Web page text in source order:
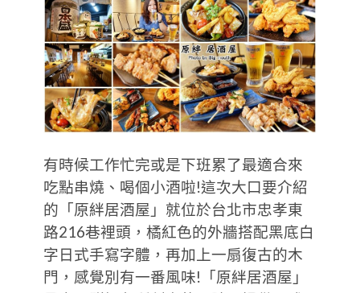
有時候工作忙完或是下班累了最適合來
吃點串燒、喝個小酒啦!這次大口要介紹
的「原絆居酒屋」就位於台北市忠孝東
路216巷裡頭，橘紅色的外牆搭配黑底白
字日式手寫字體，再加上一扇復古的木
門，感覺別有一番風味!「原絆居酒屋」